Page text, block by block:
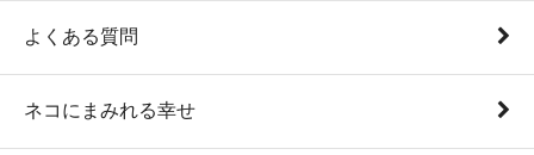
よくある質問
ネコにまみれる幸せ